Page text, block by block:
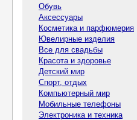
Обувь
Аксессуары
Косметика и парфюмерия
Ювелирные изделия
Все для свадьбы
Красота и здоровье
Детский мир
Спорт, отдых
Компьютерный мир
Мобильные телефоны
Электроника и техника